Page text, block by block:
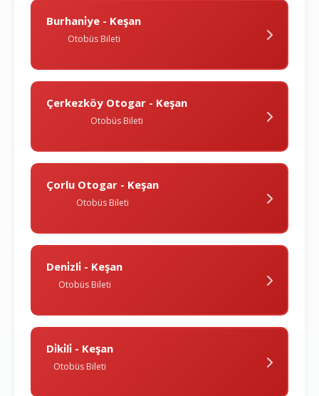
Burhani̇ye - Keşan
Otobüs Bileti
Çerkezköy Otogar - Keşan
Otobüs Bileti
Çorlu Otogar - Keşan
Otobüs Bileti
Deni̇zli̇ - Keşan
Otobüs Bileti
Di̇ki̇li̇ - Keşan
Otobüs Bileti